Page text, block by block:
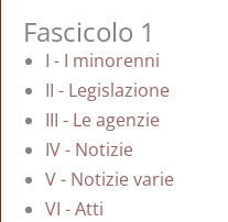
Fascicolo 1
I - I minorenni
II - Legislazione
III - Le agenzie
IV - Notizie
V - Notizie varie
VI - Atti